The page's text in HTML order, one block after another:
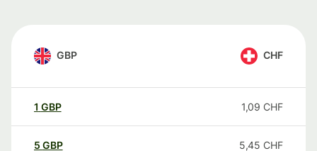
GBP CHF
1 GBP 1,09 CHF
5 GBP 5,45 CHF